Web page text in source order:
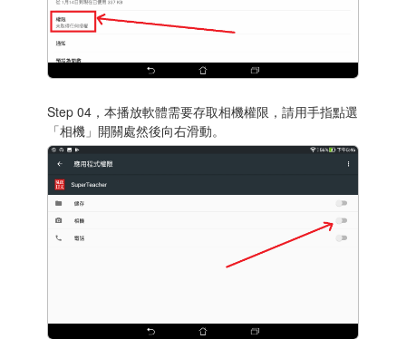
Step 04，本播放軟體需要存取相機權限，請用手指點選
「相機」開關處然後向右滑動。